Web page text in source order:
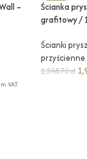
–
VAT
Ścianka
grafitowy /
Ścianki
przyścienne
2,598.70zł